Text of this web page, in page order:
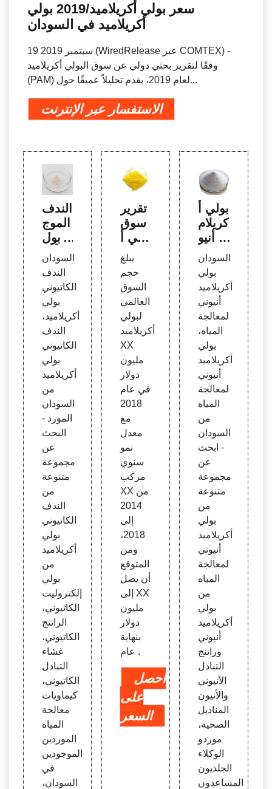
سعر بولي أكريلاميد/2019 بولي
أكريلاميد في السودان
19 سبتمبر 2019 (WiredRelease عبر COMTEX) -
وفقًا لتقرير بحثي دولي عن سوق البولي أكريلاميد
(PAM) لعام 2019، يقدم تحليلاً عميقًا حول...
الاستفسار عبر الإنترنت
الندف
الموج
بة بول
ي أكر
يلامي
د، الس
ودان
الندف
السودان
الندف
الكاتيوني
بولي
أكريلاميد،
الندف
الكاتيوني
بولي
أكريلاميد
من
السودان
المورد -
البحث
عن
مجموعة
متنوعة
من
الندف
الكاتيوني
بولي
أكريلاميد
من
بولي
إلكتروليت
الكاتيوني،
الراتنج
الكاتيوني،
غشاء
التبادل
الكاتيوني،
كيماويات
معالجة
المياه
الموردين
الموجودين
في
السودان،
تقرير
سوق
بولي أ
كريلام
يد العا
لمي
2019
- التار
يخ
يبلغ
حجم
السوق
العالمي
لبولي
أكريلاميد
XX
مليون
دولار
في عام
2018
مع
معدل
نمو
سنوي
مركب
XX من
2014
إلى
2018،
ومن
المتوقع
أن يصل
إلى XX
مليون
دولار
بنهاية
عام .
احصل
على
السعر
بولي أ
كريلام
يد أنيو
ني لم
عالجة
الميا
ه، ال
سودا
ن أنيو
ني
السودان
بولي
أكريلاميد
أنيوني
لمعالجة
المياه،
بولي
أكريلاميد
أنيوني
لمعالجة
المياه
من
السودان
- ابحث
عن
مجموعة
متنوعة
من
بولي
أكريلاميد
أنيوني
لمعالجة
المياه
من
بولي
أكريلاميد
أنيوني
وراتنج
التبادل
الأنيوني
والأنيون
المناديل
الصحية،
موردو
الوكلاء
الجلديون
المساعدون